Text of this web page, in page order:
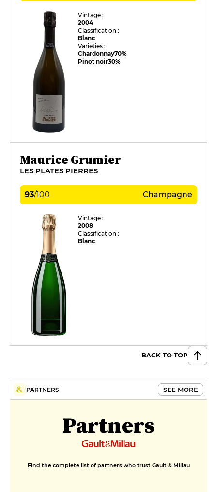
Vintage :
2004
Classification :
Blanc
Varieties :
Chardonnay70%
Pinot noir30%
Maurice Grumier
LES PLATES PIERRES
93/100 Champagne
Vintage :
2008
Classification :
Blanc
BACK TO TOP
PARTNERS SEE MORE
Partners
Find the complete list of partners who trust Gault & Millau